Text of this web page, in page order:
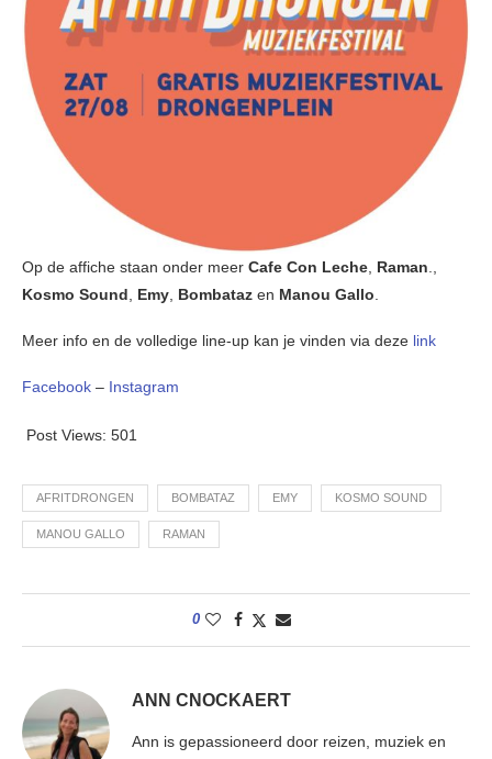
Op de affiche staan onder meer Cafe Con Leche, Raman.,
Kosmo Sound, Emy, Bombataz en Manou Gallo.
Meer info en de volledige line-up kan je vinden via deze link
Facebook – Instagram
Post Views: 501
AFRITDRONGEN BOMBATAZ EMY KOSMO SOUND
MANOU GALLO RAMAN
0
ANN CNOCKAERT
Ann is gepassioneerd door reizen, muziek en